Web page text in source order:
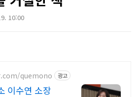
10:00
quemono 광고
이수연 소장